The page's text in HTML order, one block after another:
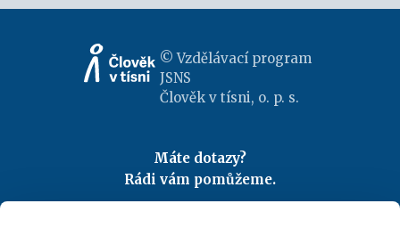
© Vzdělávací program
JSNS
Člověk v tísni, o. p. s.
Máte dotazy?
Rádi vám pomůžeme.